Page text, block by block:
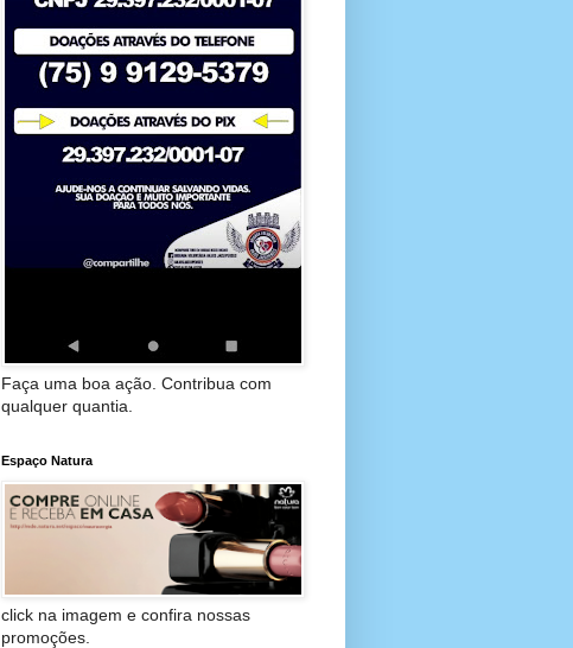
Faça uma boa ação. Contribua com
qualquer quantia.
Espaço Natura
click na imagem e confira nossas
promoções.